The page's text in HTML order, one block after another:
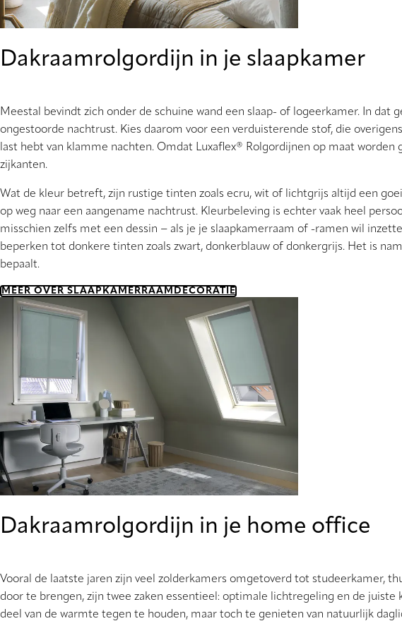
Dakraamrolgordijn in je slaapkamer
Meestal bevindt zich onder de schuine wand een slaap- of logeerkamer. In dat
ongestoorde nachtrust. Kies daarom voor een verduisterende stof, die
last hebt van klamme nachten. Omdat Luxaflex® Rolgordijnen op maat
zijkanten.
Wat de kleur betreft, zijn rustige tinten zoals ecru, wit of lichtgrijs altijd een
op weg naar een aangename nachtrust. Kleurbeleving is echter vaak heel
misschien zelfs met een dessin − als je je slaapkamerraam of -ramen wil
beperken tot donkere tinten zoals zwart, donkerblauw of donkergrijs. Het is
bepaalt.
MEER OVER SLAAPKAMERRAAMDECORATIE
Dakraamrolgordijn in je home office
Vooral de laatste jaren zijn veel zolderkamers omgetoverd tot studeerkamer,
door te brengen, zijn twee zaken essentieel: optimale lichtregeling en de
deel van de warmte tegen te houden, maar toch te genieten van natuurlijk